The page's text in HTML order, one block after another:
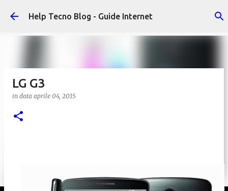
Passa ai contenuti principali
Help Tecno Blog - Guide Internet
LG G3
in data aprile 04, 2015